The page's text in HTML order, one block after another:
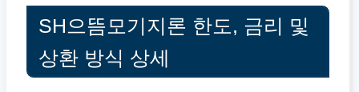
SH으뜸모기지론 한도, 금리 및
상환 방식 상세